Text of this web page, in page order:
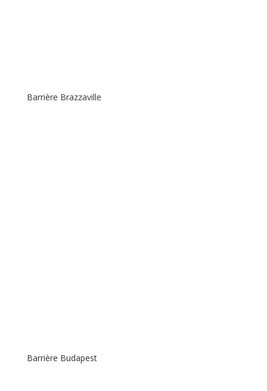
Barrière Brazzaville
Barrière Budapest